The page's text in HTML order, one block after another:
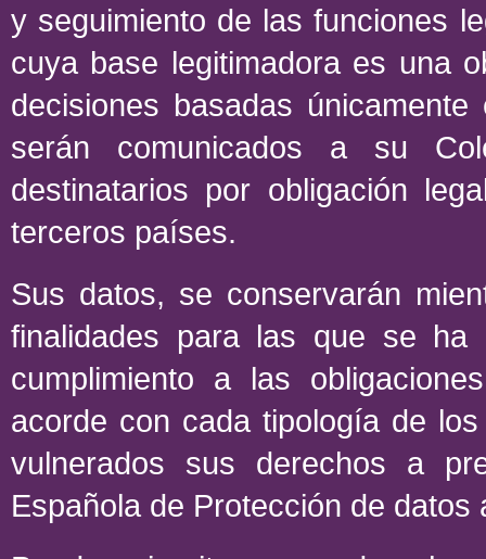
y seguimiento de las funciones
cuya base legitimadora es una
decisiones basadas
serán comunicados a su
destinatarios por obligación
terceros países.
Sus datos, se conservarán
finalidades para las que se
cumplimiento a las
acorde con cada tipología de
vulnerados sus derechos a
Española de Protección de